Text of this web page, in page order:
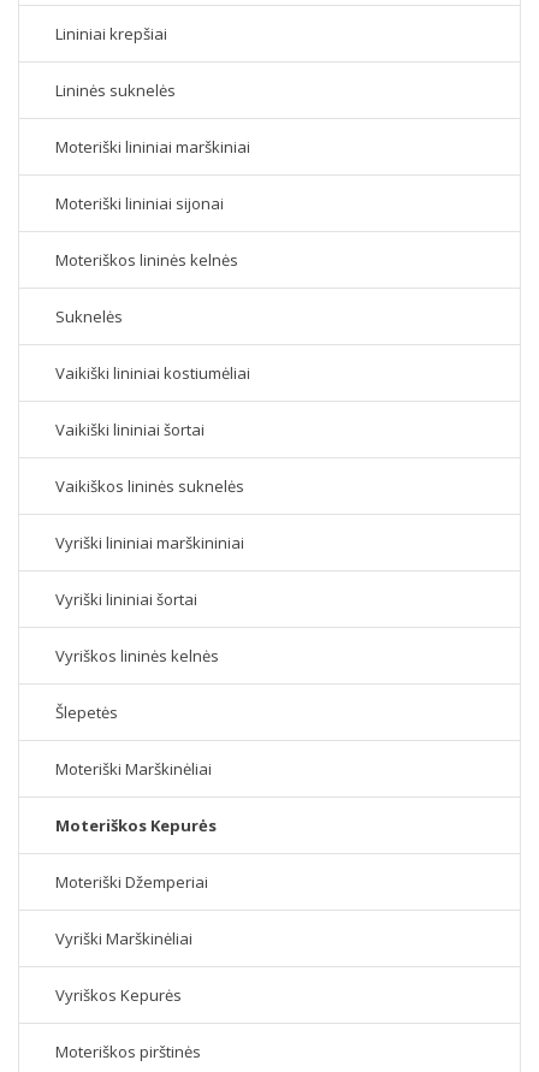
Lininiai krepšiai
Lininės suknelės
Moteriški lininiai marškiniai
Moteriški lininiai sijonai
Moteriškos lininės kelnės
Suknelės
Vaikiški lininiai kostiumėliai
Vaikiški lininiai šortai
Vaikiškos lininės suknelės
Vyriški lininiai marškininiai
Vyriški lininiai šortai
Vyriškos lininės kelnės
Šlepetės
Moteriški Marškinėliai
Moteriškos Kepurės
Moteriški Džemperiai
Vyriški Marškinėliai
Vyriškos Kepurės
Moteriškos pirštinės